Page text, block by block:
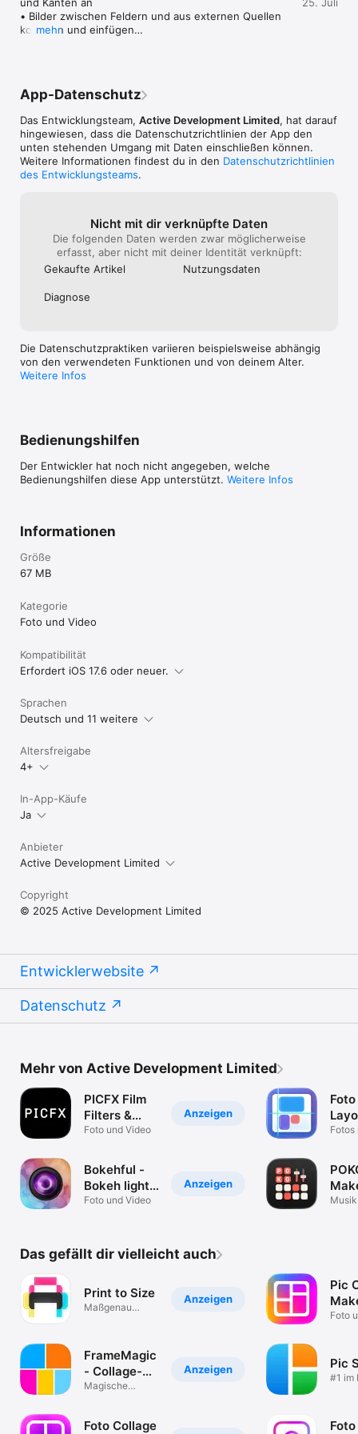
benutzerdefiniert und mehr)
• Erweiterte Drucklayout-Vorschau für perfekte gedruckte
Ergebnisse
• Funktioniert nahtlos auf iPhone und iPad mit Unterstützung
für Dark und Light Mode
Perfekt für
• Digitale Scrapbooks & Erinnerungsbücher
• Instagram-, TikTok- und Threads-Posts
• DIY-Bastelprojekte & kreative Projekte
• Vorher/Nachher-Transformationen
Von Kreativen geliebt
- 9/10 im Wired App Guide
- Vertraut von Kreativen, Familien und Fotografen weltweit.
Laden Sie PicFrame heute herunter und beginnen Sie mit der
Erstellung Ihrer perfekten Collage!
https://activedevelopment.co.nz/terms-conditions/
• Bilder zwischen Feldern und aus externen Quellen
kopieren und einfügen
mehr
App-Datenschutz
Das Entwicklungsteam, Active Development Limited, hat darauf
hingewiesen, dass die Datenschutz­richtlinien der App den
unten stehenden Umgang mit Daten einschließen können.
Weitere Informationen findest du in den Datenschutzrichtlinien
des Entwicklungsteams.
Nicht mit dir verknüpfte Daten
Die folgenden Daten werden zwar möglicherweise
erfasst, aber nicht mit deiner Identität verknüpft:
Gekaufte Artikel
Nutzungs­daten
Diagnose
Die Datenschutzpraktiken variieren beispielsweise abhängig
von den verwendeten Funktionen und von deinem Alter.
Weitere Infos
Bedienungshilfen
Der Entwickler hat noch nicht angegeben, welche
Bedienungshilfen diese App unterstützt. Weitere Infos
Informationen
Größe
67 MB
Kategorie
Foto und Video
Kompatibilität
Erfordert iOS 17.6 oder neuer.
Sprachen
Deutsch und 11 weitere
Altersfreigabe
4+
In-App-Käufe
Ja
Anbieter
Active Development Limited
Copyright
© 2025 Active Development Limited
Entwicklerwebsite
Datenschutz
Mehr von Active Development Limited
Anzeigen
PICFX Film
Filters &
Presets
Foto und Video
Anzeigen
Bokehful -
Bokeh light
effects
Foto und Video
Fotos
Musik
Das gefällt dir vielleicht auch
Anzeigen
Print to Size
Maßgenau
Anzeigen
FrameMagic
- Collage-
Macher
Magische
Foto Collage
Pic
Foto
Pic
#1 im